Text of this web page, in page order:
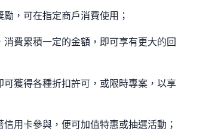
，可在指定商戶消費使用；
費累積一定的金額，即可享有更大的回
獲得各種折扣許可，或限時專案，以享
用卡參與，便可加值特惠或抽選活動；